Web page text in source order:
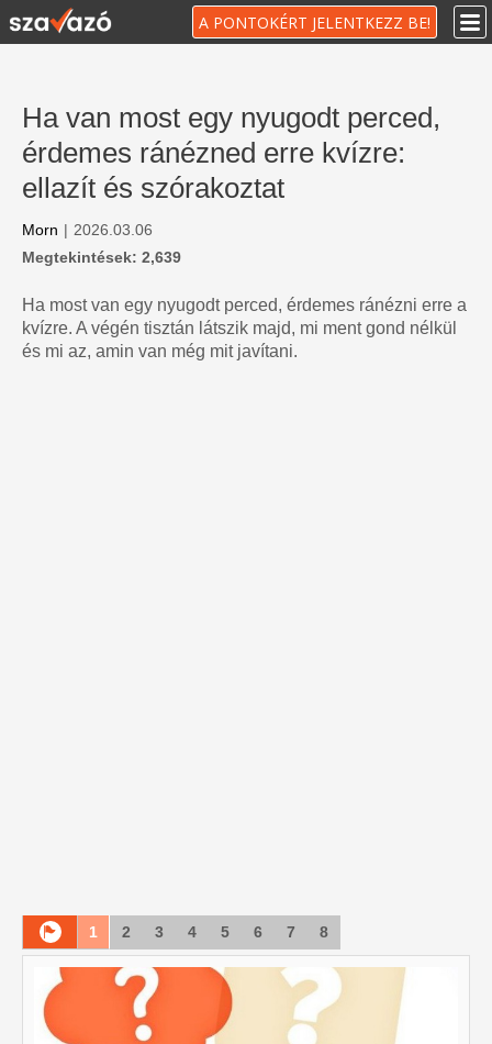
A PONTOKÉRT JELENTKEZZ BE!
Ha van most egy nyugodt perced,
érdemes ránézned erre kvízre:
ellazít és szórakoztat
Morn | 2026.03.06
Megtekintések: 2,639
Ha most van egy nyugodt perced, érdemes ránézni erre a
kvízre. A végén tisztán látszik majd, mi ment gond nélkül
és mi az, amin van még mit javítani.
1 2 3 4 5 6 7 8